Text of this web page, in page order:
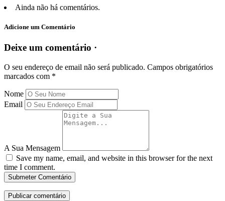
Ainda não há comentários.
Adicione um Comentário
Deixe um comentário ·
O seu endereço de email não será publicado. Campos obrigatórios
marcados com *
Nome
Email
A Sua Mensagem
Save my name, email, and website in this browser for the next
time I comment.
Submeter Comentário